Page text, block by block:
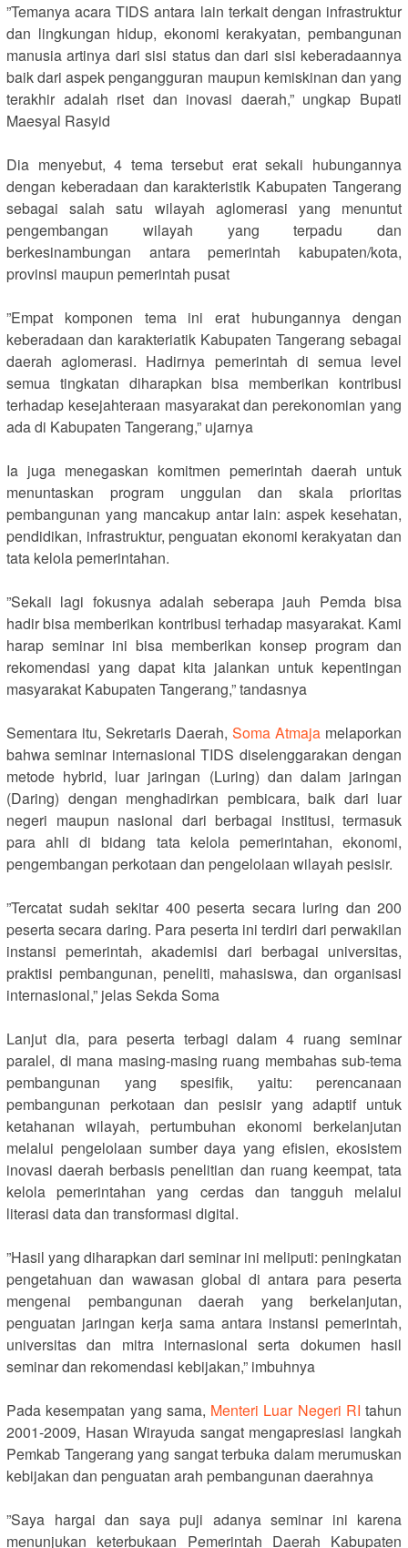
‎”Temanya acara TIDS antara lain terkait dengan infrastruktur
dan lingkungan hidup, ekonomi kerakyatan, pembangunan
manusia artinya dari sisi status dan dari sisi keberadaannya
baik dari aspek pengangguran maupun kemiskinan dan yang
terakhir adalah riset dan inovasi daerah,” ungkap Bupati
Maesyal Rasyid
‎Dia menyebut, 4 tema tersebut erat sekali hubungannya
dengan keberadaan dan karakteristik Kabupaten Tangerang
sebagai salah satu wilayah aglomerasi yang menuntut
pengembangan wilayah yang terpadu dan
berkesinambungan antara pemerintah kabupaten/kota,
provinsi maupun pemerintah pusat
‎”Empat komponen tema ini erat hubungannya dengan
keberadaan dan karakteriatik Kabupaten Tangerang sebagai
daerah aglomerasi. Hadirnya pemerintah di semua level
semua tingkatan diharapkan bisa memberikan kontribusi
terhadap kesejahteraan masyarakat dan perekonomian yang
ada di Kabupaten Tangerang,” ujarnya
‎Ia juga menegaskan komitmen pemerintah daerah untuk
menuntaskan program unggulan dan skala prioritas
pembangunan yang mancakup antar lain: aspek kesehatan,
pendidikan, infrastruktur, penguatan ekonomi kerakyatan dan
tata kelola pemerintahan.
‎”Sekali lagi fokusnya adalah seberapa jauh Pemda bisa
hadir bisa memberikan kontribusi terhadap masyarakat. Kami
harap seminar ini bisa memberikan konsep program dan
rekomendasi yang dapat kita jalankan untuk kepentingan
masyarakat Kabupaten Tangerang,” tandasnya
‎Sementara itu, Sekretaris Daerah, Soma Atmaja melaporkan
bahwa seminar internasional TIDS diselenggarakan dengan
metode hybrid, luar jaringan (Luring) dan dalam jaringan
(Daring) dengan menghadirkan pembicara, baik dari luar
negeri maupun nasional dari berbagai institusi, termasuk
para ahli di bidang tata kelola pemerintahan, ekonomi,
pengembangan perkotaan dan pengelolaan wilayah pesisir.
‎”Tercatat sudah sekitar 400 peserta secara luring dan 200
peserta secara daring. Para peserta ini terdiri dari perwakilan
instansi pemerintah, akademisi dari berbagai universitas,
praktisi pembangunan, peneliti, mahasiswa, dan organisasi
internasional,” jelas Sekda Soma
‎Lanjut dia, para peserta terbagi dalam 4 ruang seminar
paralel, di mana masing-masing ruang membahas sub-tema
pembangunan yang spesifik, yaitu: perencanaan
pembangunan perkotaan dan pesisir yang adaptif untuk
ketahanan wilayah, pertumbuhan ekonomi berkelanjutan
melalui pengelolaan sumber daya yang efisien, ekosistem
inovasi daerah berbasis penelitian dan ruang keempat, tata
kelola pemerintahan yang cerdas dan tangguh melalui
literasi data dan transformasi digital.
‎”Hasil yang diharapkan dari seminar ini meliputi: peningkatan
pengetahuan dan wawasan global di antara para peserta
mengenai pembangunan daerah yang berkelanjutan,
penguatan jaringan kerja sama antara instansi pemerintah,
universitas dan mitra internasional serta dokumen hasil
seminar dan rekomendasi kebijakan,” imbuhnya
‎Pada kesempatan yang sama, Menteri Luar Negeri RI tahun
2001-2009, Hasan Wirayuda sangat mengapresiasi langkah
Pemkab Tangerang yang sangat terbuka dalam merumuskan
kebijakan dan penguatan arah pembangunan daerahnya
‎”Saya hargai dan saya puji adanya seminar ini karena
menunjukan keterbukaan Pemerintah Daerah Kabupaten